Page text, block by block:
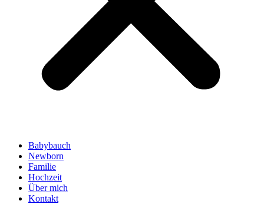
Babybauch
Newborn
Familie
Hochzeit
Über mich
Kontakt